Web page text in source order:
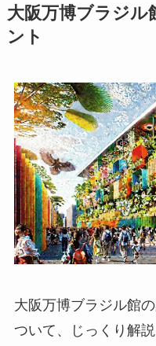
大阪万博ブラジル
ント
大阪万博ブラジル館
ついて、じっくり解説